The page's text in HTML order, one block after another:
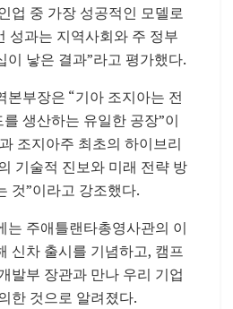
업 중 가장 성공적인 모델로
성과는 지역사회와 주 정부
이 낳은 결과”라고 평가했다.
본부장은 “기아 조지아는 전
생산하는 유일한 공장”이
조지아주 최초의 하이브리
기술적 진보와 미래 전략 방
것”이라고 강조했다.
는 주애틀랜타총영사관의 이
신차 출시를 기념하고, 캠프
발부 장관과 만나 우리 기업
한 것으로 알려졌다.